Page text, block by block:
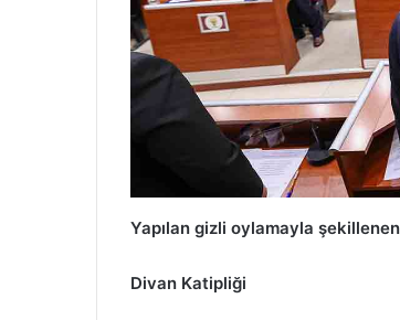
Yapılan gizli oylamayla
Divan Katipliği